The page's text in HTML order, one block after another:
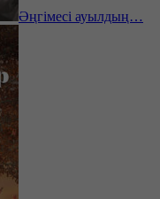
Әңгімесі ауылдың…